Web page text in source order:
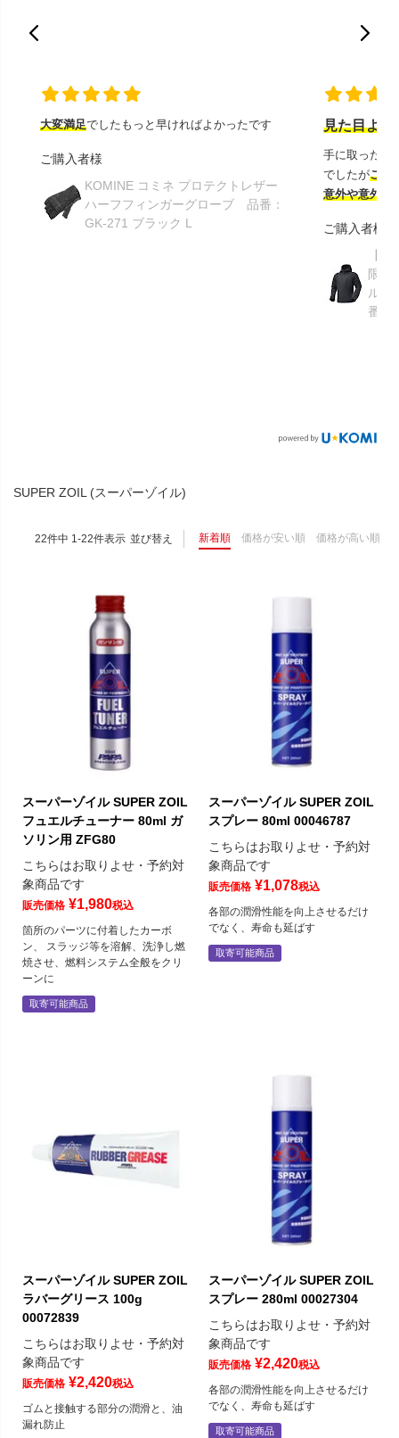
大変満足でしたもっと早ければよかったです
ご購入者様
KOMINE コミネ プロテクトレザー
ハーフフィンガーグローブ 品番：
GK-271 ブラック L
見た目より
手に取ったと
でしたがこの
意外や意外ス
ご購入者様
限り
ルメ
番：
SUPER ZOIL (スーパーゾイル)
並び替え 新着順 価格が安い順 価格が高い順
22件中 1-22件表示
スーパーゾイル SUPER ZOIL
フュエルチューナー 80ml ガ
ソリン用 ZFG80
こちらはお取りよせ・予約対
象商品です
販売価格 ¥1,980税込
箇所のパーツに付着したカーボ
ン、 スラッジ等を溶解、洗浄し燃
焼させ、燃料システム全般をクリ
ーンに
取寄可能商品
スーパーゾイル SUPER ZOIL
スプレー 80ml 00046787
こちらはお取りよせ・予約対
象商品です
販売価格 ¥1,078税込
各部の潤滑性能を向上させるだけ
でなく、寿命も延ばす
取寄可能商品
スーパーゾイル SUPER ZOIL
ラバーグリース 100g
00072839
こちらはお取りよせ・予約対
象商品です
販売価格 ¥2,420税込
ゴムと接触する部分の潤滑と、油
漏れ防止
スーパーゾイル SUPER ZOIL
スプレー 280ml 00027304
こちらはお取りよせ・予約対
象商品です
販売価格 ¥2,420税込
各部の潤滑性能を向上させるだけ
でなく、寿命も延ばす
取寄可能商品